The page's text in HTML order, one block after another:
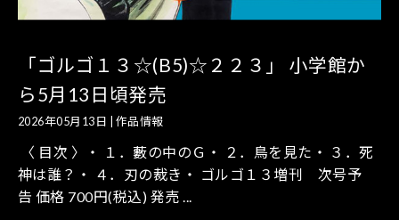
「ゴルゴ１３☆(B5)☆２２３」 小学館か
ら5月13日頃発売
2026年05月13日 作品情報
〈 目次 〉・ １．藪の中のＧ・ ２．鳥を見た・ ３．死
神は誰？・ ４．刃の裁き・ ゴルゴ１３増刊 次号予
告 価格 700円(税込) 発売 ...